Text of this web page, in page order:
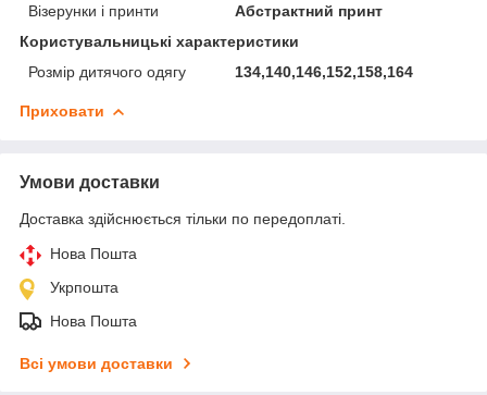
Візерунки і принти
Абстрактний принт
Користувальницькі характеристики
Розмір дитячого одягу
134,140,146,152,158,164
Приховати
Умови доставки
Доставка здійснюється тільки по передоплаті.
Нова Пошта
Укрпошта
Нова Пошта
Всі умови доставки